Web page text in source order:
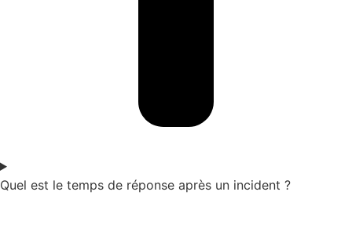
Quel est le temps de réponse après un incident ?